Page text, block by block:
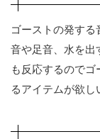
ゴーストの発する
音や足音、水を出
も反応するので
るアイテムが欲し